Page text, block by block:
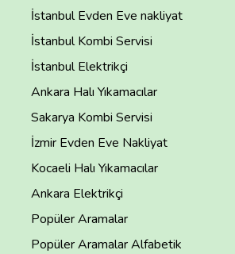
İstanbul Evden Eve nakliyat
İstanbul Kombi Servisi
İstanbul Elektrikçi
Ankara Halı Yıkamacılar
Sakarya Kombi Servisi
İzmir Evden Eve Nakliyat
Kocaeli Halı Yıkamacılar
Ankara Elektrikçi
Popüler Aramalar
Popüler Aramalar Alfabetik